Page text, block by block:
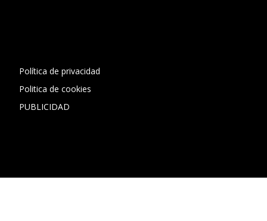
Política de privacidad
Politica de cookies
PUBLICIDAD